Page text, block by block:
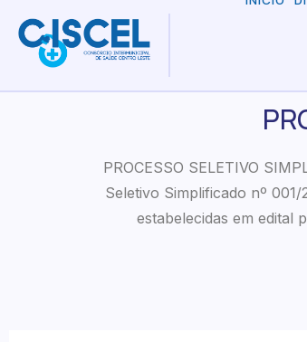
PROCESSO SELETIVO
Seletivo Simplificado nº
estabelecidas em edital